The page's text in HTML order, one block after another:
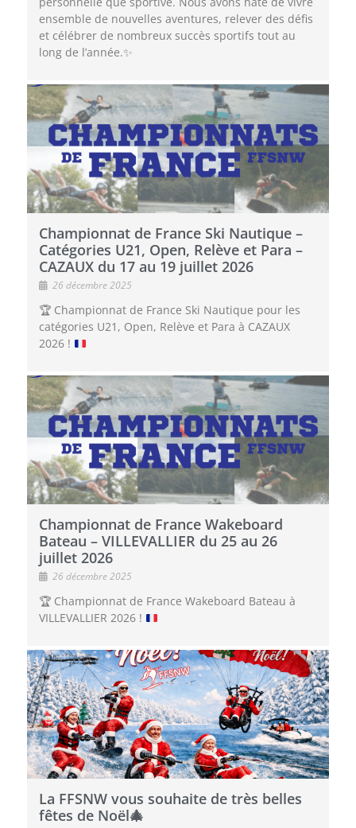
ensemble de nouvelles aventures, relever des défis
et célébrer de nombreux succès sportifs tout au
long de l’année.✨
Championnat de France Ski Nautique –
Catégories U21, Open, Relève et Para –
CAZAUX du 17 au 19 juillet 2026
26 décembre 2025
🏆 Championnat de France Ski Nautique pour les
catégories U21, Open, Relève et Para à CAZAUX
2026 !
Championnat de France Wakeboard
Bateau – VILLEVALLIER du 25 au 26
juillet 2026
26 décembre 2025
🏆 Championnat de France Wakeboard Bateau à
VILLEVALLIER 2026 !
La FFSNW vous souhaite de très belles
fêtes de Noël🎄